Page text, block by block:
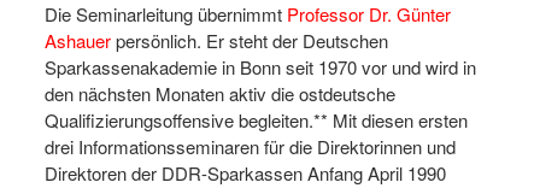
Die Seminarleitung übernimmt Professor Dr. Günter
Ashauerpersönlich. Er steht der Deutschen
Sparkassenakademie in Bonn seit 1970 vor und wird in
den nächsten Monaten aktiv die ostdeutsche
Qualifizierungsoffensive begleiten.** Mit diesen ersten
drei Informationsseminaren für die Direktorinnen und
Direktoren der DDR-Sparkassen Anfang April 1990